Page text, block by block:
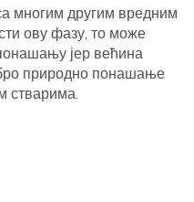
многим другим вредним
ову фазу, то може
јер већина
природно понашање
стварима.